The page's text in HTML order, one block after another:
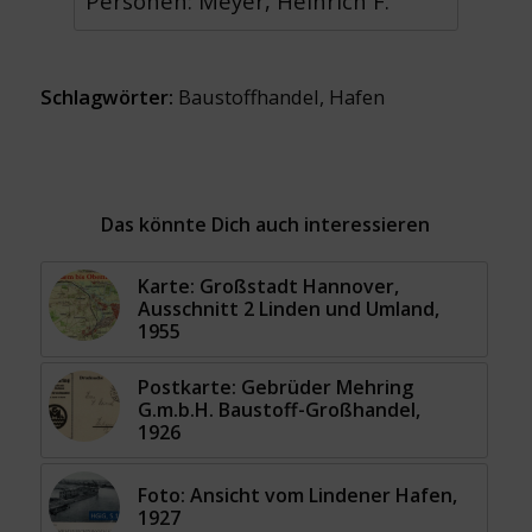
Schlagwörter: Baustoffhandel, Hafen
Das könnte Dich auch interessieren
Karte: Großstadt Hannover,
Ausschnitt 2 Linden und Umland,
1955
Postkarte: Gebrüder Mehring
G.m.b.H. Baustoff-Großhandel,
1926
Foto: Ansicht vom Lindener Hafen,
1927